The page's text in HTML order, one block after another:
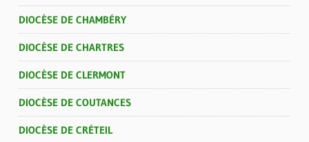
DIOCÈSE DE CHAMBÉRY
DIOCÈSE DE CHARTRES
DIOCÈSE DE CLERMONT
DIOCÈSE DE COUTANCES
DIOCÈSE DE CRÉTEIL